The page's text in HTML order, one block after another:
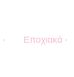
Εποχιακά